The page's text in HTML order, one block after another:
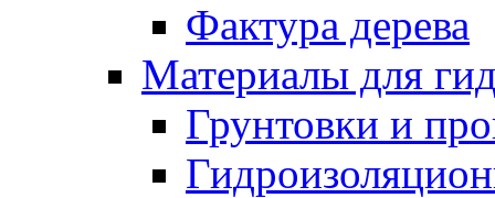
Фактура дерева
Материалы для
Грунтовки и